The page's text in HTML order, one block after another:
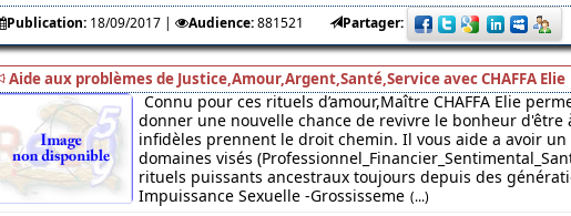
Publication: 18/09/2017| Audience: 881521 Partager:
Aide aux problèmes de Justice,Amour,Argent,Santé,Service avec CHAFFA Elie
Connu pour ces rituels d’amour,Maître CHAFFA Elie
donner une nouvelle chance de revivre le bonheur d'être
infidèles prennent le droit chemin. Il vous aide a avoir
domaines visés
rituels puissants ancestraux toujours depuis des
Impuissance Sexuelle -Grossisseme (...)